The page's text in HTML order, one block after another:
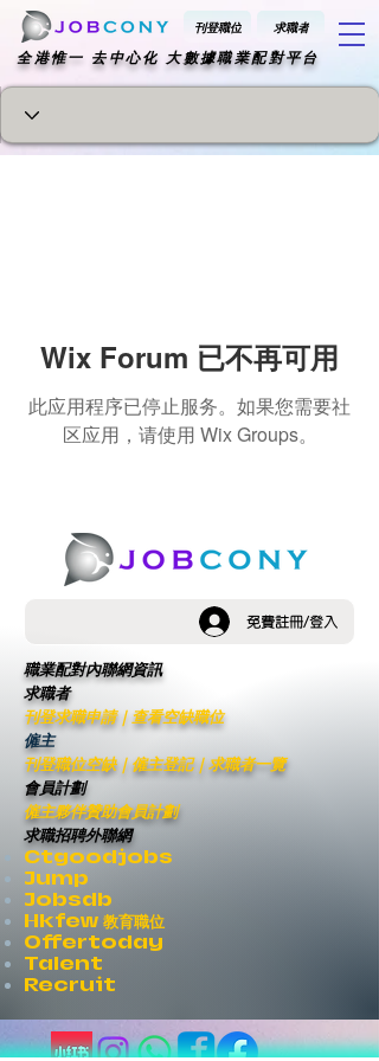
刊登職位 求職者
​全港惟一 去中心化 大數據職業配對平台
Wix Forum 已不再可用
此应用程序已停止服务。如果您需要社
区应用，请使用 Wix Groups。
免費註冊/登入
職業配對內聯網資訊
求職者
刊登求職申請｜ 查看空缺職位
僱主
刊登職位空缺｜僱主登記｜求職者一覽
會員計劃
僱主夥伴贊助會員計劃
求職招聘外聯網
Ctgoodjobs
Jump
Jobsdb
Hkfew 教育職位
Offertoday
Talent
Recruit